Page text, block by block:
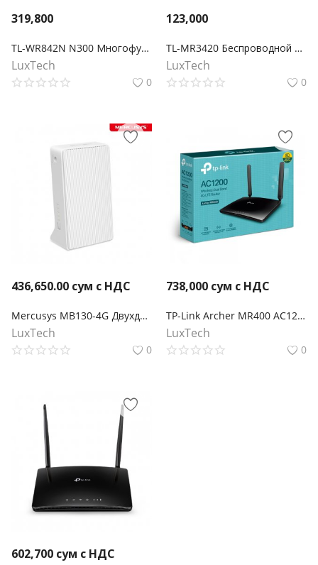
319,800
TL-WR842N N300 Многофункциональный Wi-Fi роутер с поддержкой 3G/4G
LuxTech
0
123,000
TL-MR3420 Беспроводной 3G/4G-маршрутизатор серии N, скорость до 300 Мбит/с
LuxTech
0
436,650.00 сум с НДС
Mercusys MB130-4G Двухдиапазонный роутер Wi‑Fi AC1200 с поддержкой 4G LTE
LuxTech
0
738,000 сум с НДС
TP-Link Archer MR400 AC1200 Двухдиапазонный беспроводной 4G LTE маршрутизатор co слотом для SIM-карты
LuxTech
0
602,700 сум с НДС